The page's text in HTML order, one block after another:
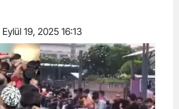
Eylül 19, 2025 16:13